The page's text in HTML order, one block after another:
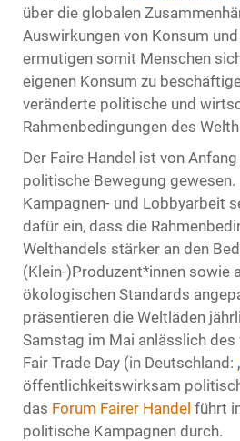
über die globalen
Auswirkungen von Konsum
ermutigen somit Menschen
eigenen Konsum zu
veränderte politische und
Rahmenbedingungen des
Der Faire Handel ist von
politische Bewegung
Kampagnen- und Lobbyarbeit
dafür ein, dass die
Welthandels stärker an den
(Klein-)Produzent*innen sowie
ökologischen Standards
präsentieren die Weltläden
Samstag im Mai anlässlich
Fair Trade Day (in Deutschland:
öffentlichkeitswirksam
das Forum Fairer Handel führt
politische Kampagnen durch.